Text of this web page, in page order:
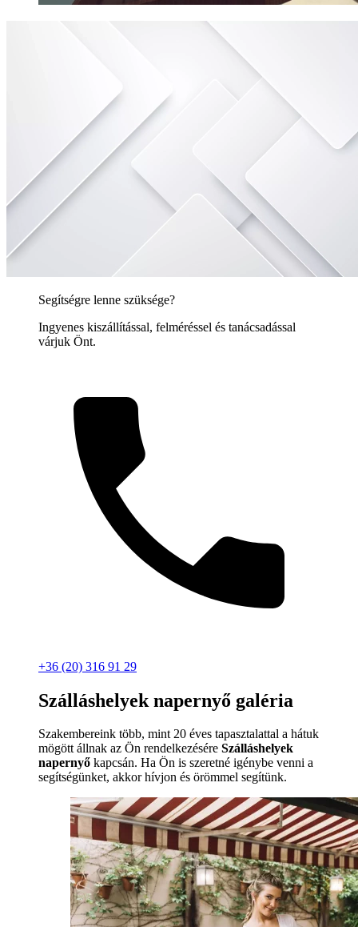
Segítségre lenne szüksége?
Ingyenes kiszállítással, felméréssel és tanácsadással
várjuk Önt.
+36 (20) 316 91 29
Szálláshelyek napernyő galéria
Szakembereink több, mint 20 éves tapasztalattal a hátuk
mögött állnak az Ön rendelkezésére Szálláshelyek
napernyő kapcsán. Ha Ön is szeretné igénybe venni a
segítségünket, akkor hívjon és örömmel segítünk.